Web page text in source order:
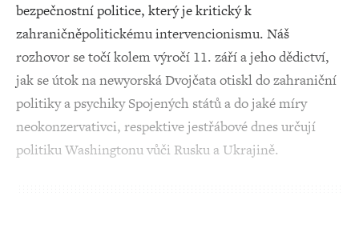
bezpečnostní politice, který je kritický k
zahraničněpolitickému intervencionismu. Náš
rozhovor se točí kolem výročí 11. září a jeho dědictví,
jak se útok na newyorská Dvojčata otiskl do zahraniční
politiky a psychiky Spojených států a do jaké míry
neokonzervativci, respektive jestřábové dnes určují
politiku Washingtonu vůči Rusku a Ukrajině.